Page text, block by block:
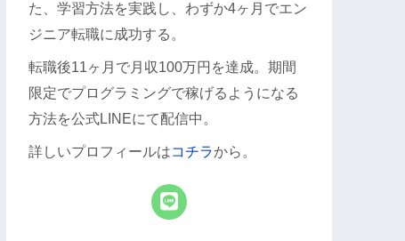
た、学習方法を実践し、わずか4ヶ月でエン
ジニア転職に成功する。
転職後11ヶ月で月収100万円を達成。期間
限定でプログラミングで稼げるようになる
方法を公式LINEにて配信中。
詳しいプロフィールはコチラから。